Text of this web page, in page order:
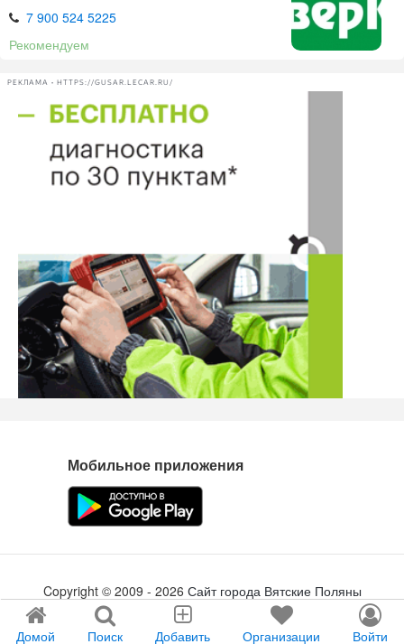
Домой Поиск Добавить Организации Войти
7 900 524 5225
Рекомендуем
РЕКЛАМА • HTTPS://GUSAR.LECAR.RU/
Мобильное приложения
Copyright © 2009 - 2026 Сайт города Вятские Поляны
Создание сайта
tabson.ru